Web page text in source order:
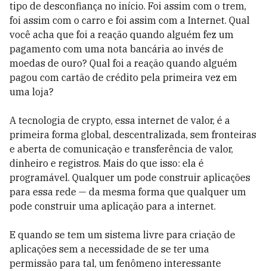
tipo de desconfiança no início. Foi assim com o trem,
foi assim com o carro e foi assim com a Internet. Qual
você acha que foi a reação quando alguém fez um
pagamento com uma nota bancária ao invés de
moedas de ouro? Qual foi a reação quando alguém
pagou com cartão de crédito pela primeira vez em
uma loja?
A tecnologia de crypto, essa internet de valor, é a
primeira forma global, descentralizada, sem fronteiras
e aberta de comunicação e transferência de valor,
dinheiro e registros. Mais do que isso: ela é
programável. Qualquer um pode construir aplicações
para essa rede — da mesma forma que qualquer um
pode construir uma aplicação para a internet.
E quando se tem um sistema livre para criação de
aplicações sem a necessidade de se ter uma
permissão para tal, um fenômeno interessante